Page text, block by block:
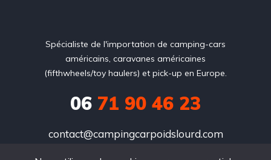
Spécialiste de l'importation de camping-cars
américains, caravanes américaines
(fifthwheels/toy haulers) et pick-up en Europe.
06 71 90 46 23
contact@campingcarpoidslourd.com